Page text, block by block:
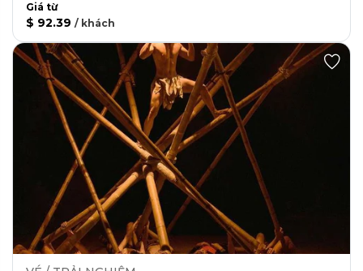
Giá từ
$ 92.39 / khách